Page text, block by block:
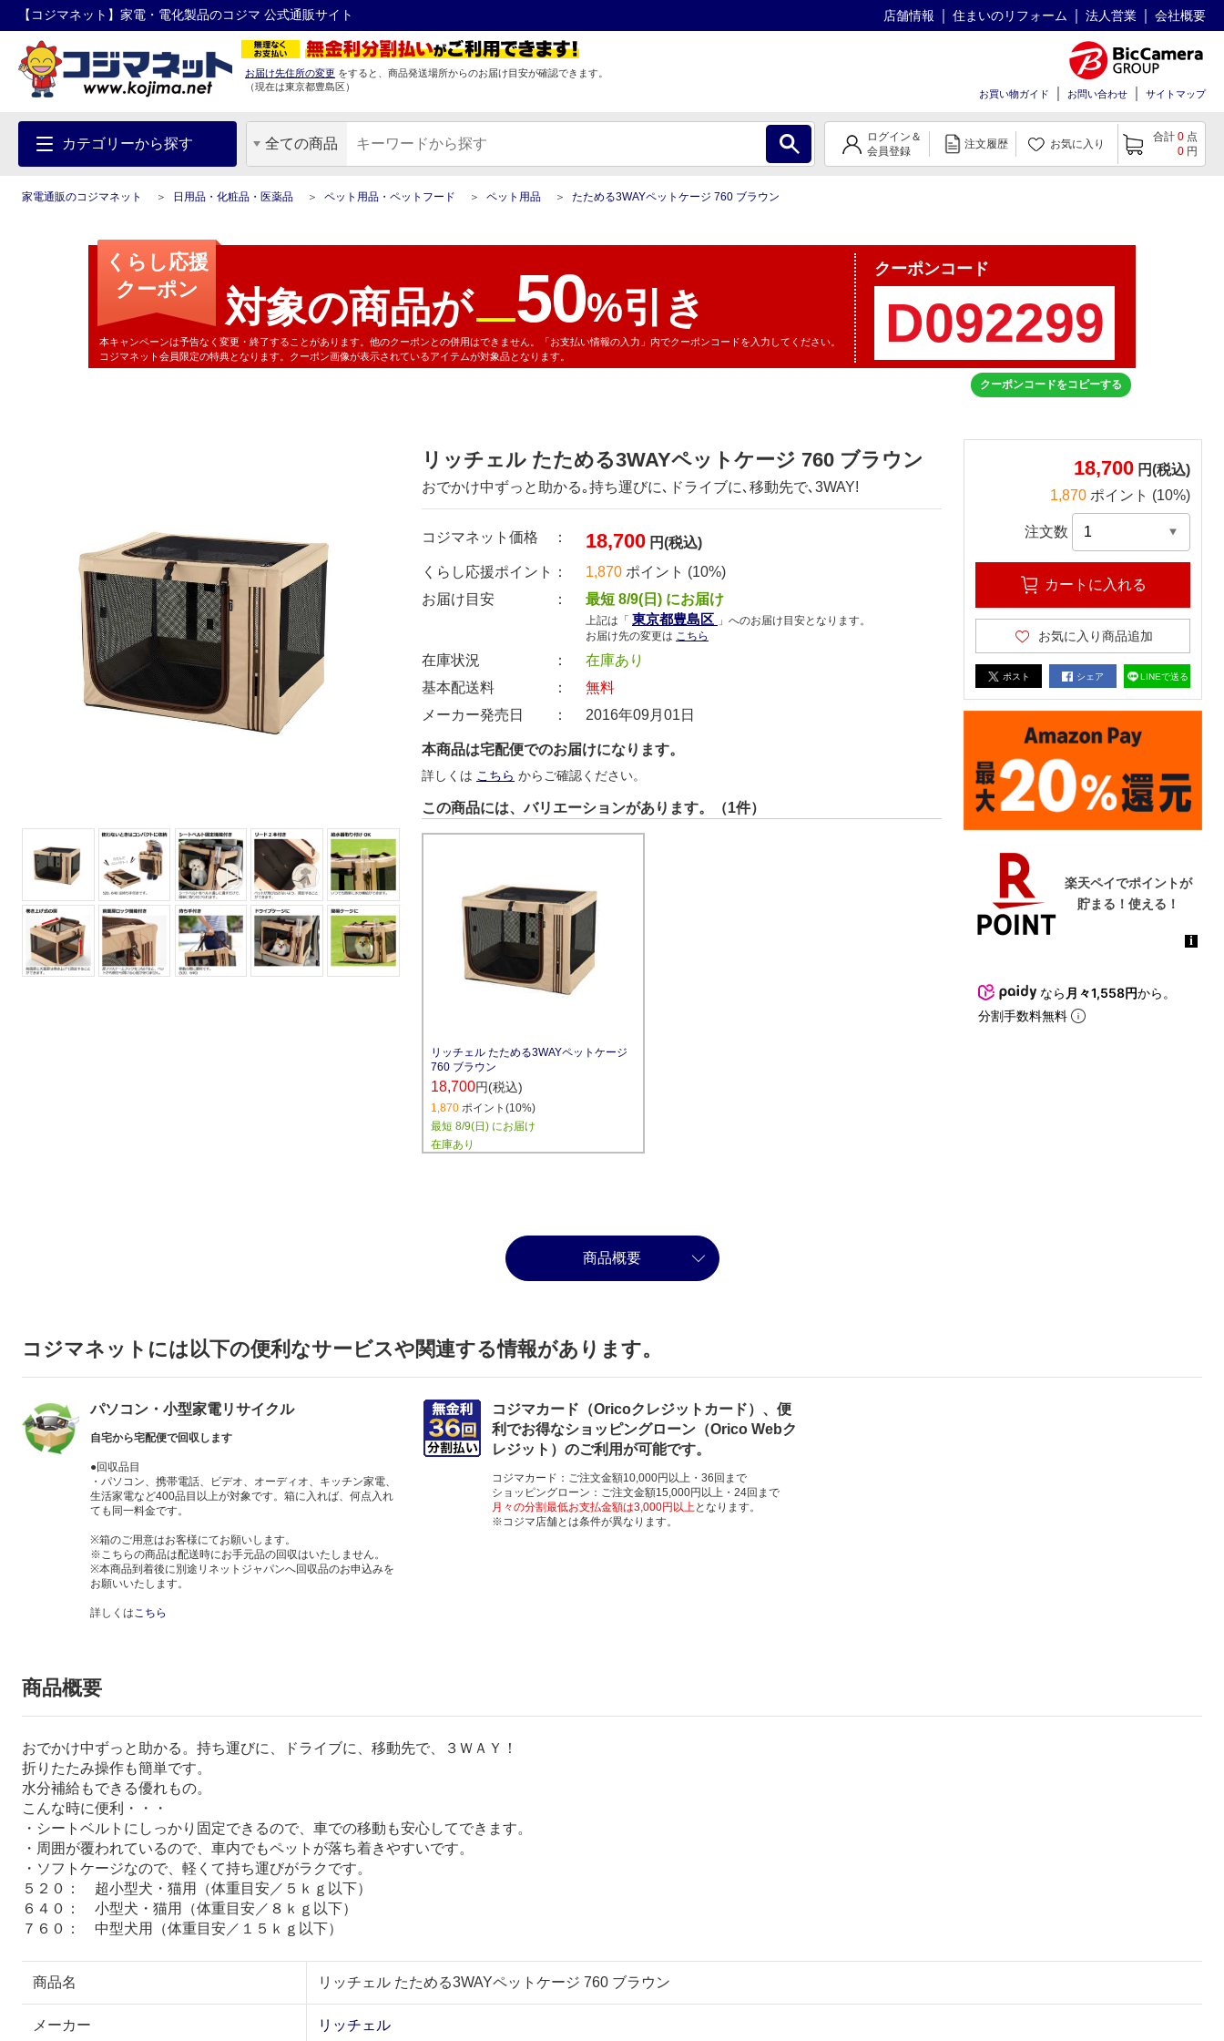
【コジマネット】家電・電化製品のコジマ 公式通販サイト 店舗情報 住まいのリフォーム 法人営業 会社概要
お届け先住所の変更 をすると、商品発送場所からのお届け目安が確認できます。
（現在は東京都豊島区）
お買い物ガイド お問い合わせ サイトマップ
カテゴリーから探す 全ての商品
ログイン＆
会員登録
注文履歴 お気に入り
合計 0 点
0 円
家電通販のコジマネット 日用品・化粧品・医薬品 ペット用品・ペットフード ペット用品 たためる3WAYペットケージ 760 ブラウン
くらし応援
クーポン
対象の商品が 50%引き
クーポンコード
本キャンペーンは予告なく変更・終了することがあります。他のクーポンとの併用はできません。「お支払い情報の入力」内でクーポンコードを入力してください。
コジマネット会員限定の特典となります。クーポン画像が表示されているアイテムが対象品となります。
クーポンコードをコピーする
リッチェル たためる3WAYペットケージ 760 ブラウン
おでかけ中ずっと助かる｡持ち運びに､ドライブに､移動先で､3WAY!
コジマネット価格 ： 18,700 円(税込)
くらし応援ポイント：
1,870 ポイント (10%)
お届け目安 ：
最短 8/9(日) にお届け
上記は「 東京都豊島区 」へのお届け目安となります。
お届け先の変更は こちら
在庫状況 ：
在庫あり
基本配送料 ：
無料
メーカー発売日 ：
2016年09月01日
本商品は宅配便でのお届けになります。
詳しくは こちら からご確認ください。
この商品には、バリエーションがあります。（1件）
リッチェル たためる3WAYペットケージ
760 ブラウン
18,700円(税込)
1,870 ポイント(10%)
最短 8/9(日) にお届け
在庫あり
18,700 円(税込)
1,870 ポイント (10%)
注文数
カートに入れる
お気に入り商品追加
ポスト シェア LINEで送る
なら 月々1,558円から。
分割手数料無料
商品概要
コジマネットには以下の便利なサービスや関連する情報があります。
パソコン・小型家電リサイクル
自宅から宅配便で回収します
●回収品目
・パソコン、携帯電話、ビデオ、オーディオ、キッチン家電、
生活家電など400品目以上が対象です。箱に入れば、何点入れ
ても同一料金です。
※箱のご用意はお客様にてお願いします。
※こちらの商品は配送時にお手元品の回収はいたしません。
※本商品到着後に別途リネットジャパンへ回収品のお申込みを
お願いいたします。
詳しくはこちら
コジマカード（Oricoクレジットカード）、便
利でお得なショッピングローン（Orico Webク
レジット）のご利用が可能です。
コジマカード：ご注文金額10,000円以上・36回まで
ショッピングローン：ご注文金額15,000円以上・24回まで
月々の分割最低お支払金額は3,000円以上となります。
※コジマ店舗とは条件が異なります。
商品概要
おでかけ中ずっと助かる。持ち運びに、ドライブに、移動先で、３ＷＡＹ！
折りたたみ操作も簡単です。
水分補給もできる優れもの。
こんな時に便利・・・
・シートベルトにしっかり固定できるので、車での移動も安心してできます。
・周囲が覆われているので、車内でもペットが落ち着きやすいです。
・ソフトケージなので、軽くて持ち運びがラクです。
５２０： 超小型犬・猫用（体重目安／５ｋｇ以下）
６４０： 小型犬・猫用（体重目安／８ｋｇ以下）
７６０： 中型犬用（体重目安／１５ｋｇ以下）
商品名 リッチェル たためる3WAYペットケージ 760 ブラウン
メーカー リッチェル